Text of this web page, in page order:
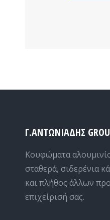
Γ.ΑΝΤΩΝΙΑΔΗΣ
Κουφώματα
σταθερά, σιδερένια
και πλήθος άλλων
επιχείρισή σας.